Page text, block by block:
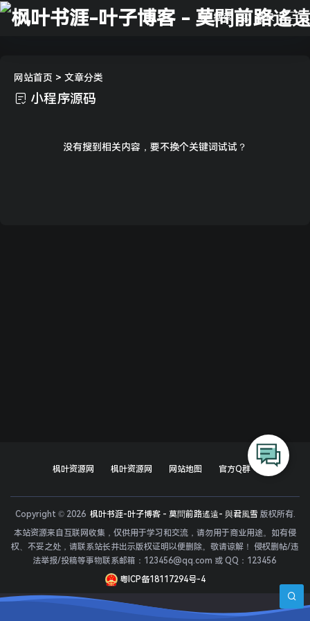
搜索 登录
网站首页 > 文章分类
小程序源码
没有搜到相关内容，要不换个关键词试试？
枫叶资源网 枫叶资源网 网站地图 官方Q群
Copyright © 2026 枫叶书涯-叶子博客 - 莫問前路遙遠- 與君風雪 版权所有.
本站资源来自互联网收集，仅供用于学习和交流，请勿用于商业用途。如有侵
权、不妥之处，请联系站长并出示版权证明以便删除。敬请谅解！ 侵权删帖/违
法举报/投稿等事物联系邮箱：123456@qq.com 或 QQ：123456
粤ICP备18117294号-4